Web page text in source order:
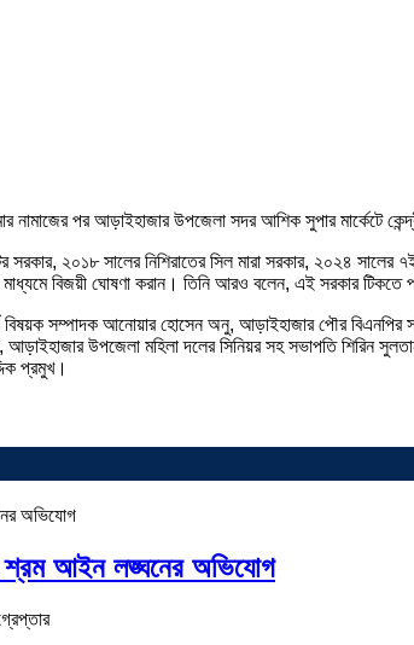
নামাজের পর আড়াইহাজার উপজেলা সদর আশিক সুপার মার্কেটে
২০১৮ সালের নিশিরাতের সিল মারা সরকার, ২০২৪ সালের
বিজয়ী ঘোষণা করান। তিনি আরও বলেন, এই সরকার টিকতে
সম্পাদক আনোয়ার হোসেন অনু, আড়াইহাজার পৌর বিএনপির
উপজেলা মহিলা দলের সিনিয়র সহ সভাপতি শিরিন
প্রমুখ।
শ্রম আইন লঙ্ঘনের অভিযোগ